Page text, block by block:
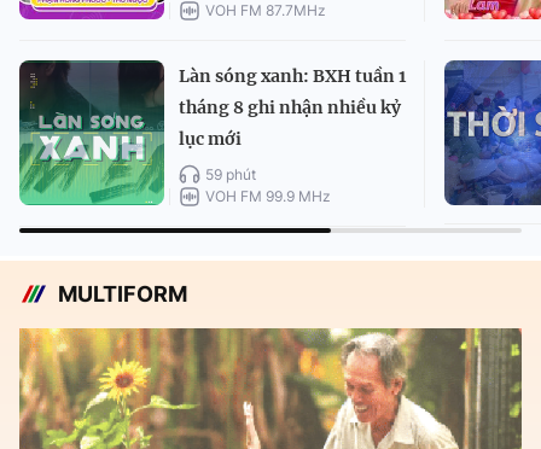
VOH FM 87.7MHz
Làn sóng xanh: BXH tuần 1
tháng 8 ghi nhận nhiều kỷ
lục mới
59 phút
VOH FM 99.9 MHz
MULTIFORM